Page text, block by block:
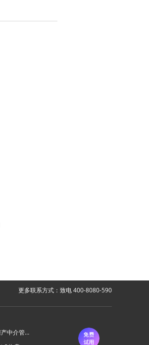
更多联系方式：致电 400-8080-590
房产中介门店管理：为什么必须用房产中介管理系统？